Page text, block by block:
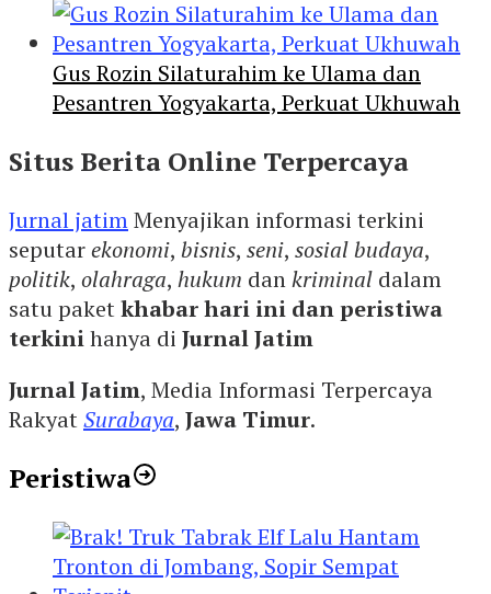
Gus Rozin Silaturahim ke Ulama dan
Pesantren Yogyakarta, Perkuat Ukhuwah
Situs Berita Online Terpercaya
Jurnal jatimMenyajikan informasi terkini
seputarekonomi, bisnis, seni, sosial budaya,
politik, olahraga, hukum dankriminal dalam
satu paketkhabar hari ini dan peristiwa
terkinihanya di Jurnal Jatim
Jurnal Jatim, Media Informasi Terpercaya
RakyatSurabaya, Jawa Timur.
Peristiwa